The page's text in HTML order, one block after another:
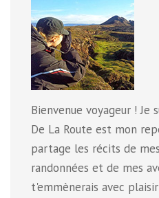
Bienvenue voyageur ! Je
De La Route est mon
partage les récits de
randonnées et de mes
t'emmènerais avec